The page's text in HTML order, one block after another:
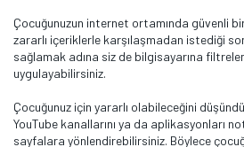
Çocuğunuzun internet ortamında güvenli
zararlı içeriklerle karşılaşmadan istediği
sağlamak adına siz de bilgisayarına
uygulayabilirsiniz.
Çocuğunuz için yararlı olabileceğini
YouTube kanallarını ya da aplikasyonları
sayfalara yönlendirebilirsiniz. Böylece